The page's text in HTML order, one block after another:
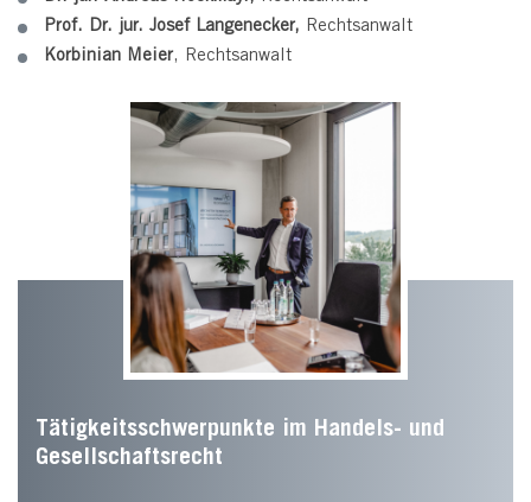
Prof. Dr. jur. Josef Langenecker, Rechtsanwalt
Korbinian Meier, Rechtsanwalt
Tätigkeitsschwerpunkte im Handels- und
Gesellschaftsrecht